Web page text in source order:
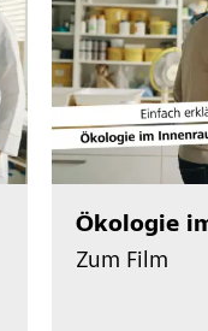
Ökologie
Zum Film